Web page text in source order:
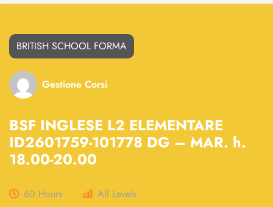
Gestione Corsi
BRITISH SCHOOL FORMA
BSF INGLESE L2 ELEMENTARE
ID2601759-101778 DG – MAR. h.
18.00-20.00
60 Hours
All Levels